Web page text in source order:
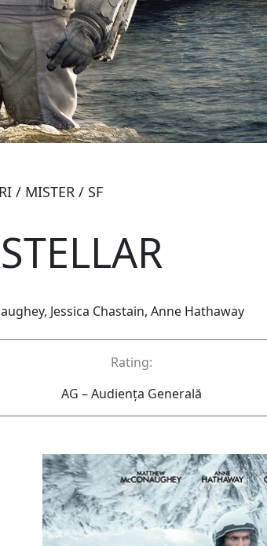
/ MISTER / SF
Jessica Chastain, Anne Hathaway
Rating:
AG – Audienţa Generală